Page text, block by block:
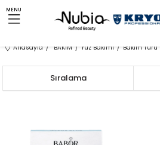
MENU
Anasayfa BAKIM Yüz Bakımı Bakım Türü
Sıralama